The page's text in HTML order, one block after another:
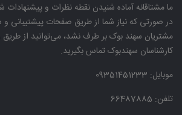
ما مشتاقانه آماده شنیدن نقطه نظرات و پیشنهادات
در صورتی که نیاز شما از طریق صفحات
مشتریان سهند بوک بر طرف نشد، می‌توانید از
کارشناسان سهندبوک تماس بگیرید.
موبایل:
تلفن: 66487885